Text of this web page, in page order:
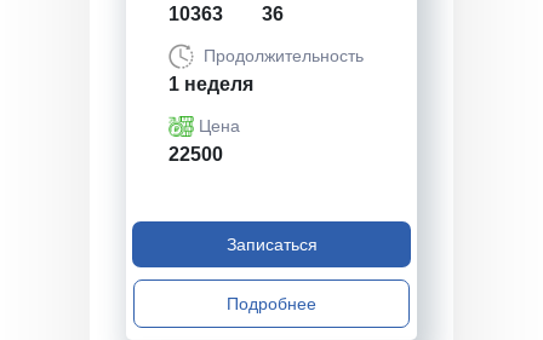
10363 36
Продолжительность
1 неделя
Цена
22500
Записаться
Подробнее